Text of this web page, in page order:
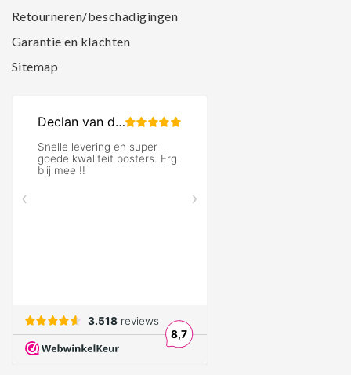
Retourneren/beschadigingen
Garantie en klachten
Sitemap